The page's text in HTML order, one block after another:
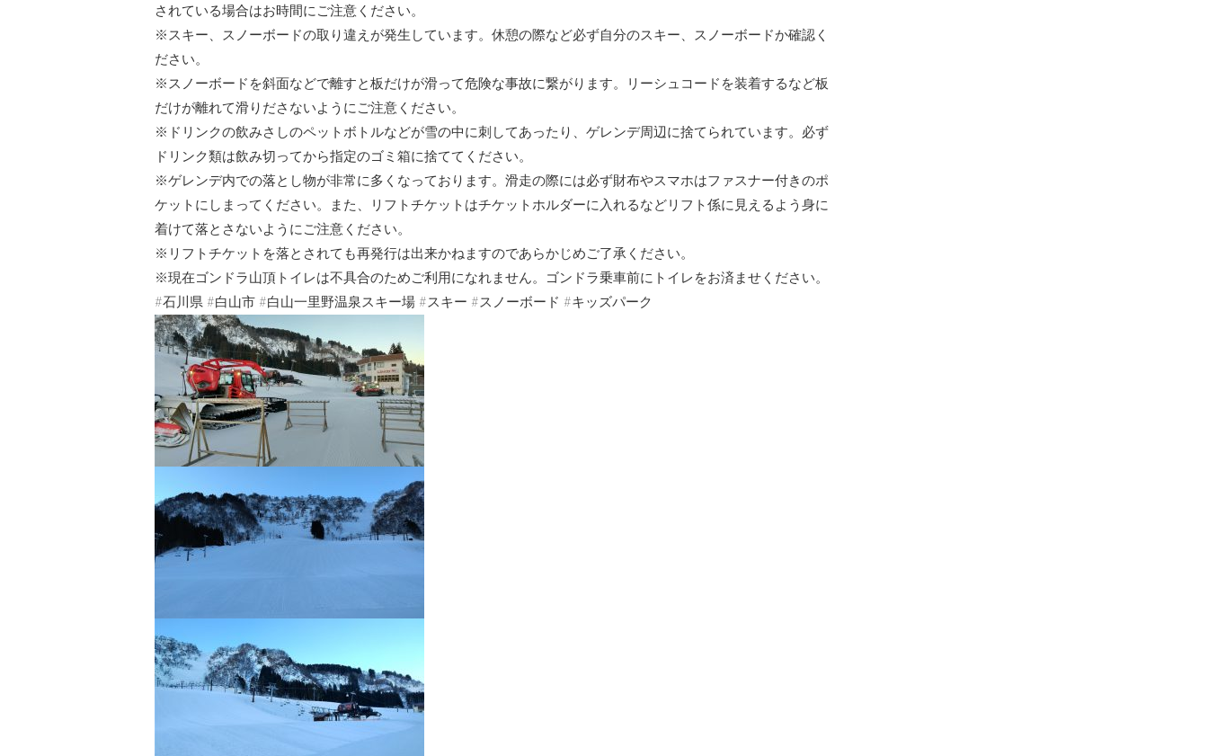
されている場合はお時間にご注意ください。
※スキー、スノーボードの取り違えが発生しています。休憩の際など必ず自分のスキー、スノーボードか確認く
ださい。
※スノーボードを斜面などで離すと板だけが滑って危険な事故に繋がります。リーシュコードを装着するなど板
だけが離れて滑りださないようにご注意ください。
※ドリンクの飲みさしのペットボトルなどが雪の中に刺してあったり、ゲレンデ周辺に捨てられています。必ず
ドリンク類は飲み切ってから指定のゴミ箱に捨ててください。
※ゲレンデ内での落とし物が非常に多くなっております。滑走の際には必ず財布やスマホはファスナー付きのポ
ケットにしまってください。また、リフトチケットはチケットホルダーに入れるなどリフト係に見えるよう身に
着けて落とさないようにご注意ください。
※リフトチケットを落とされても再発行は出来かねますのであらかじめご了承ください。
※現在ゴンドラ山頂トイレは不具合のためご利用になれません。ゴンドラ乗車前にトイレをお済ませください。
#石川県 #白山市 #白山一里野温泉スキー場 #スキー #スノーボード #キッズパーク